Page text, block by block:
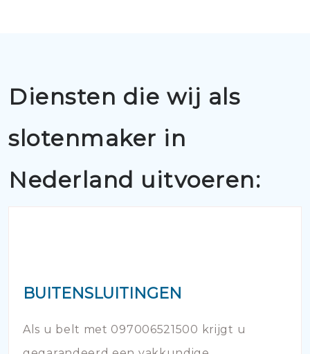
Diensten die wij als
slotenmaker in
Nederland uitvoeren:
BUITENSLUITINGEN
Als u belt met 097006521500 krijgt u